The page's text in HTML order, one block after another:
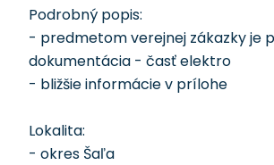
Podrobný popis:
- predmetom verejnej zákazky je
dokumentácia - časť elektro
- bližšie informácie v prílohe
Lokalita:
- okres Šaľa